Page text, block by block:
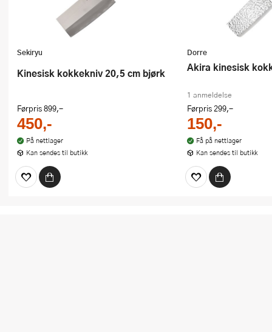
Sekiryu
Kinesisk kokkekniv 20,5 cm bjørk
Førpris899,-
450,-
På nettlager
Kan sendes til butikk
Dorre
Akira kinesisk
1 anmeldelse
Førpris299,-
150,-
Få på nettlager
Kan sendes til butikk